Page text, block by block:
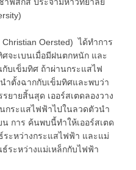
Oersted) ได้ทำการ
จะเบนเมื่อมีฝนตกหนัก และ
กับเข็มทิศ ถ้าผ่านกระแสไฟ
ำตั้งฉากกับเข็มทิศและพบว่า
ยายสิ้นสุด เออร์สเตดลองวาง
กระแสไฟฟ้าไปในลวดตัวนำ
การ ค้นพบนี้ทำให้เออร์สเตด
ะหว่างกระแสไฟฟ้า และแม่
ระหว่างแม่เหล็กกับไฟฟ้า